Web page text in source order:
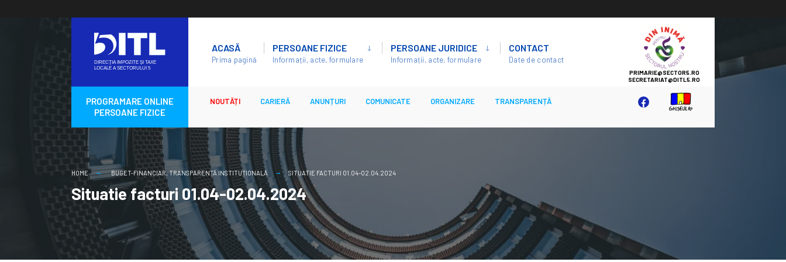
content
ACASĂ
Prima pagină
PERSOANE FIZICE
Informații, acte, formulare
PERSOANE JURIDICE
Informații, acte, formulare
CONTACT
Date de contact
SECTOR
5
PROGRAMARE ONLINE
PERSOANE FIZICE
NOUTĂȚI CARIERĂ ANUNȚURI COMUNICATE ORGANIZARE TRANSPARENȚĂ
HOME BUGET-FINANCIAR,TRANSPARENȚĂ INSTITUȚIONALĂ SITUATIE FACTURI 01.04-02.04.2024
Situatie facturi 01.04-02.04.2024